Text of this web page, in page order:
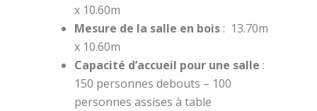
x 10.60m
Mesure de la salle en bois: 13.70m
x 10.60m
Capacité d’accueil pour une salle :
150 personnes debouts – 100
personnes assises à table